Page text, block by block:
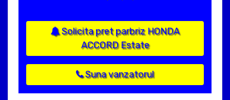
Solicita pret parbriz HONDA
ACCORD Estate
Suna vanzatorul